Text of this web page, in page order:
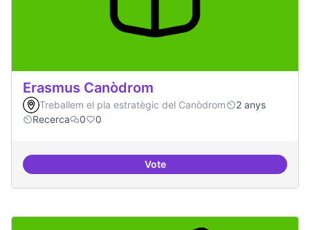
Erasmus Canòdrom
Treballem el pla estratègic del Canòdrom
2 anys
Recerca
0 0
VoteErasmus Canòdrom